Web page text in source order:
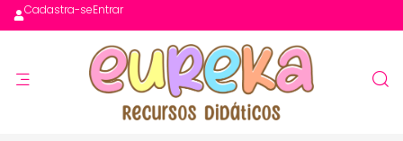
Cadastra-seEntrar